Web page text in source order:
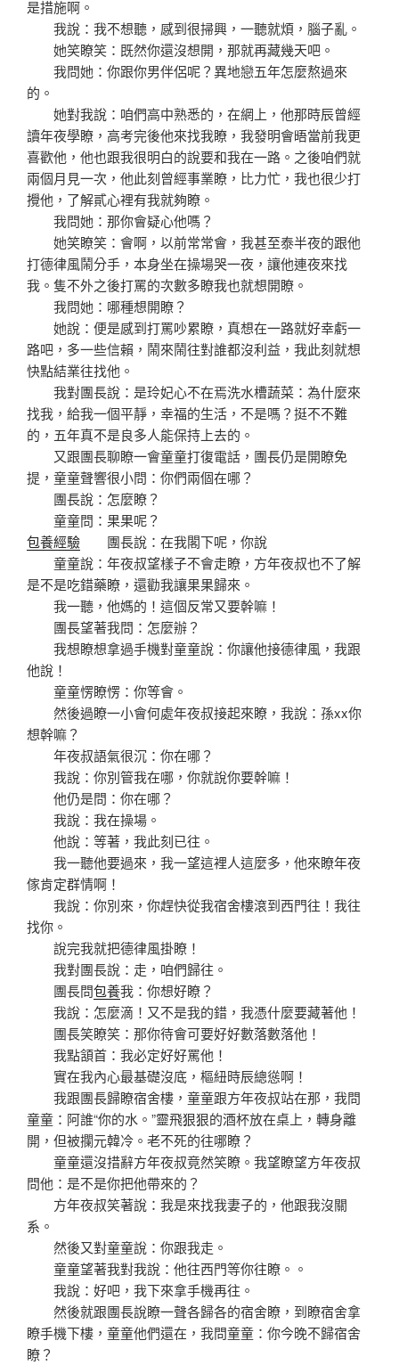
是措施啊。
我說：我不想聽，感到很掃興，一聽就煩，腦子亂。
她笑瞭笑：既然你還沒想開，那就再藏幾天吧。
我問她：你跟你男伴侶呢？異地戀五年怎麼熬過來
的。
她對我說：咱們高中熟悉的，在網上，他那時辰曾經
讀年夜學瞭，高考完後他來找我瞭，我發明會晤當前我更
喜歡他，他也跟我很明白的說要和我在一路。之後咱們就
兩個月見一次，他此刻曾經事業瞭，比力忙，我也很少打
攪他，了解貳心裡有我就夠瞭。
我問她：那你會疑心他嗎？
她笑瞭笑：會啊，以前常常會，我甚至泰半夜的跟他
打德律風鬧分手，本身坐在操場哭一夜，讓他連夜來找
我。隻不外之後打罵的次數多瞭我也就想開瞭。
我問她：哪種想開瞭？
她說：便是感到打罵吵累瞭，真想在一路就好幸虧一
路吧，多一些信賴，鬧來鬧往對誰都沒利益，我此刻就想
快點結業往找他。
我對團長說：是玲妃心不在焉洗水槽蔬菜：為什麼來
找我，給我一個平靜，幸福的生活，不是嗎？挺不不難
的，五年真不是良多人能保持上去的。
又跟團長聊瞭一會童童打復電話，團長仍是開瞭免
提，童童聲響很小問：你們兩個在哪？
團長說：怎麼瞭？
童童問：果果呢？
包養經驗 團長說：在我閣下呢，你說
童童說：年夜叔望樣子不會走瞭，方年夜叔也不了解
是不是吃錯藥瞭，還勸我讓果果歸來。
我一聽，他媽的！這個反常又要幹嘛！
團長望著我問：怎麼辦？
我想瞭想拿過手機對童童說：你讓他接德律風，我跟
他說！
童童愣瞭愣：你等會。
然後過瞭一小會何處年夜叔接起來瞭，我說：孫xx你
想幹嘛？
年夜叔語氣很沉：你在哪？
我說：你別管我在哪，你就說你要幹嘛！
他仍是問：你在哪？
我說：我在操場。
他說：等著，我此刻已往。
我一聽他要過來，我一望這裡人這麼多，他來瞭年夜
傢肯定群情啊！
我說：你別來，你趕快從我宿舍樓滾到西門往！我往
找你。
說完我就把德律風掛瞭！
我對團長說：走，咱們歸往。
團長問包養我：你想好瞭？
我說：怎麼滴！又不是我的錯，我憑什麼要藏著他！
團長笑瞭笑：那你待會可要好好數落數落他！
我點頷首：我必定好好罵他！
實在我內心最基礎沒底，樞紐時辰總慫啊！
我跟團長歸瞭宿舍樓，童童跟方年夜叔站在那，我問
童童：阿誰“你的水。”靈飛狠狠的酒杯放在桌上，轉身離
開，但被攔元韓冷。老不死的往哪瞭？
童童還沒措辭方年夜叔竟然笑瞭。我望瞭望方年夜叔
問他：是不是你把他帶來的？
方年夜叔笑著說：我是來找我妻子的，他跟我沒關
系。
然後又對童童說：你跟我走。
童童望著我對我說：他往西門等你往瞭。。
我說：好吧，我下來拿手機再往。
然後就跟團長說瞭一聲各歸各的宿舍瞭，到瞭宿舍拿
瞭手機下樓，童童他們還在，我問童童：你今晚不歸宿舍
瞭？